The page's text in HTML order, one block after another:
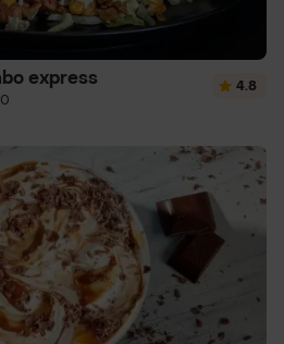
express 4.8